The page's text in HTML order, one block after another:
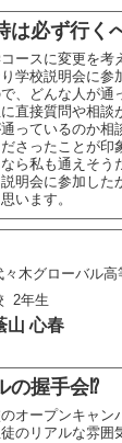
は必ず行く
ースに変更を考
学校説明会に参
、どんな人が通
直接質問や相談
っているのか相
さったことが印
ら私も通えそう
明会に参加した
います。
々木グローバル
2年生
山 心春
の握手会⁉
オープンキャン
のリアルな雰囲